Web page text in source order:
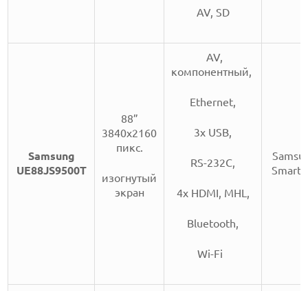
AV, SD
Samsung
UE88JS9500T
88”
3840x2160
пикс.
изогнутый
экран
AV,
компонентный,
Ethernet,
3х USB,
RS-232C,
4x HDMI, MHL,
Bluetooth,
Wi-Fi
Smart